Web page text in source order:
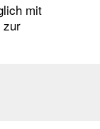
mit
zur